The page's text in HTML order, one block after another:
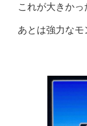
これが大きかっ
あとは強力なモ